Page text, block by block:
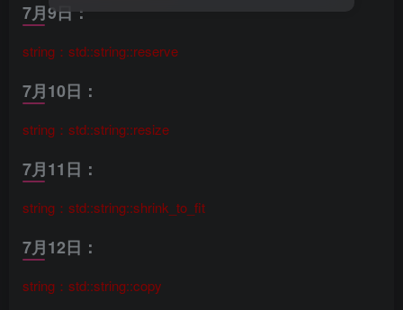
7月9日：
string：std::string::reserve
7月10日：
string：std::string::resize
7月11日：
string：std::string::shrink_to_fit
7月12日：
string：std::string::copy